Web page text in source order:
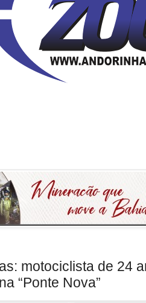
motociclista de 24
“Ponte Nova”